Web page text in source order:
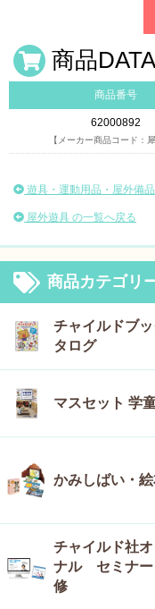
商品DATA
商品番号
62000892
【メーカー商品コード：犀
遊具・運動用品・屋外備
屋外遊具 の一覧へ戻る
商品カテゴリ
チャイルドブッ
タログ
マスセット 学
かみしばい・
チャイルド社
ナル セミナー
修